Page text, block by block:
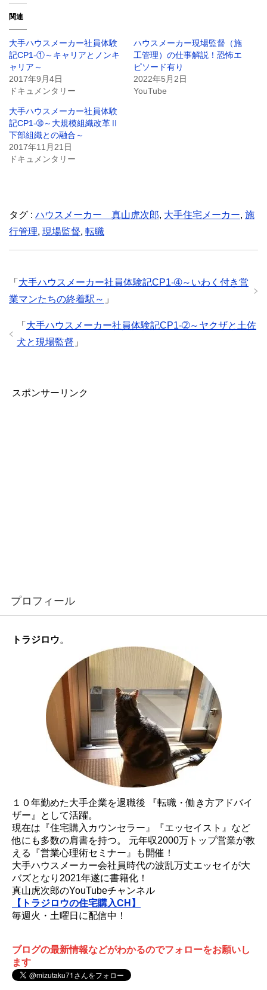
関連
大手ハウスメーカー社員体験
記CP1-①～キャリアとノンキ
ャリア～
2017年9月4日
ドキュメンタリー
ハウスメーカー現場監督（施
工管理）の仕事解説！恐怖エ
ピソード有り
2022年5月2日
YouTube
大手ハウスメーカー社員体験
記CP1-➉～大規模組織改革Ⅱ
下部組織との融合～
2017年11月21日
ドキュメンタリー
タグ : ハウスメーカー 真山虎次郎, 大手住宅メーカー, 施
行管理, 現場監督, 転職
「 大手ハウスメーカー社員体験記CP1-➃～いわく付き営
業マンたちの終着駅～ 」
「 大手ハウスメーカー社員体験記CP1-➁～ヤクザと土佐
犬と現場監督 」
スポンサーリンク
プロフィール
トラジロウ。
１０年勤めた大手企業を退職後 『転職・働き方アドバイ
ザー』として活躍。
現在は『住宅購入カウンセラー』『エッセイスト』など
他にも多数の肩書を持つ。 元年収2000万トップ営業が教
える『営業心理術セミナー』も開催！
大手ハウスメーカー会社員時代の波乱万丈エッセイが大
バズとなり2021年遂に書籍化！
真山虎次郎のYouTubeチャンネル
【トラジロウの住宅購入CH】
毎週火・土曜日に配信中！
ブログの最新情報などがわかるのでフォローをお願いし
ます